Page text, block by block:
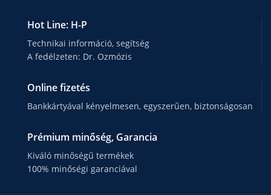
Hot Line: H-P
Technikai információ, segítség
A fedélzeten: Dr. Ozmózis
Online fizetés
Bankkártyával kényelmesen, egyszerűen, biztonságosan
Prémium minőség, Garancia
Kiváló minőségű termékek
100% minőségi garanciával